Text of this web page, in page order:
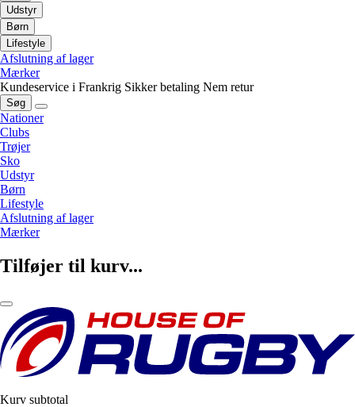
Udstyr
Børn
Lifestyle
Afslutning af lager
Mærker
Kundeservice i Frankrig Sikker betaling Nem retur
Søg
Nationer
Clubs
Trøjer
Sko
Udstyr
Børn
Lifestyle
Afslutning af lager
Mærker
Tilføjer til kurv...
Kurv subtotal